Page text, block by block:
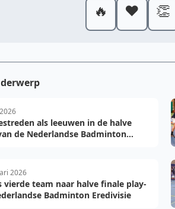
🔥 ❤️ 👏
als leeuwen in de halve
de Nederlandse Badminton
2026
vierde team naar halve finale play-
Badminton Eredivisie